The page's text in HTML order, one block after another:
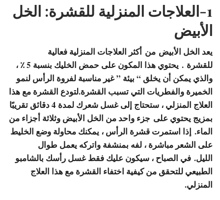
1-العلاجات المنزلية للقشرة: الخل
الأبيض
يعد الخل الأبيض من أكثر العلاجات المنزلية فعالية
للقشرة
. يحتوي هذا المكون على حمض الخليك بنسبة 5 ٪ ،
والذي يمكن أن يخلق “ بيئة ” غير مناسبة لفروة الرأس لنمو
الخميرة والفطريات التي تسبب القشرة.لتودع القشرة مع هذا
العلاج المنزلي ، ستحتاج إلى غسل شعرك لمدة 4 دقائق تقريبًا
بمزيج يحتوي على جزء واحد من الخل الأبيض وثلاثة أجزاء من
الماء. إذا استمرت قشرة الرأس ، يمكنك محاولة وضع الخليط
على الشعر مباشرة ، لفه بمنشفة واتركه يعمل طوال
الليل. في الصباح ، سيكون عليك فقط غسل رأسك بالشامبو
الطبيعي للتحقق من كيفية اختفاء القشرة مع هذا العلاج
المنزلي.